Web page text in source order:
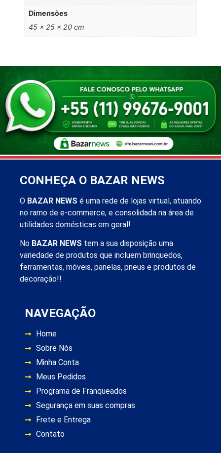
Dimensões
45 × 25 × 20 cm
CONHEÇA O BAZAR NEWS
O BAZAR NEWS é uma rede de lojas virtual, atuando
no ramo de e-commerce, e consolidada na área de
utilidades domésticas em geral!
No BAZAR NEWS tem a sua disposição uma
variedade de produtos que incluem brinquedos,
ferramentas, móveis, panelas, pneus e produtos de
decoração!!
NAVEGAÇÃO
Home
Sobre Nós
Minha Conta
Meus Pedidos
Programa de Franqueados
Segurança em suas compras
Frete e Entrega
Contato